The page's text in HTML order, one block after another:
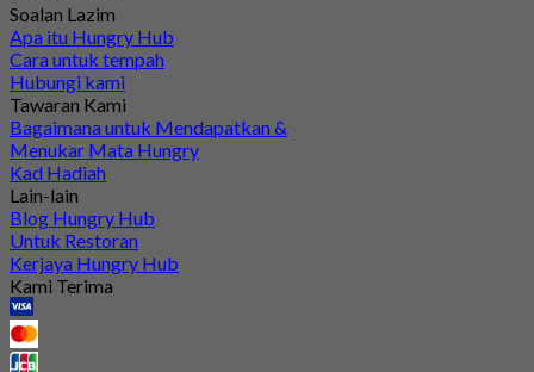
Soalan Lazim
Apa itu Hungry Hub
Cara untuk tempah
Hubungi kami
Tawaran Kami
Bagaimana untuk Mendapatkan &
Menukar Mata Hungry
Kad Hadiah
Lain-lain
Blog Hungry Hub
Untuk Restoran
Kerjaya Hungry Hub
Kami Terima